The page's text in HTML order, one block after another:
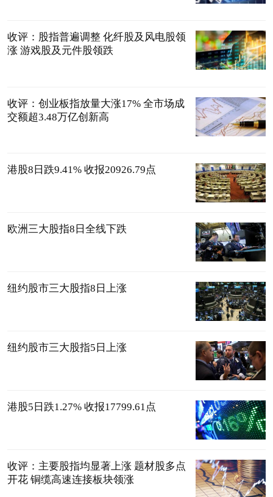
收评：股指普遍调整 化纤股及风电股领
涨 游戏股及元件股领跌
收评：创业板指放量大涨17% 全市场成
交额超3.48万亿创新高
港股8日跌9.41% 收报20926.79点
欧洲三大股指8日全线下跌
纽约股市三大股指8日上涨
纽约股市三大股指5日上涨
港股5日跌1.27% 收报17799.61点
收评：主要股指均显著上涨 题材股多点
开花 铜缆高速连接板块领涨